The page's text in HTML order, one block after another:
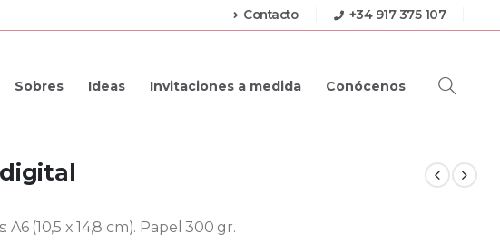
Contacto +34 917 375 107
Sobres Ideas Invitaciones a medida Conócenos
(10,5 x 14,8 cm). Papel 300 gr.